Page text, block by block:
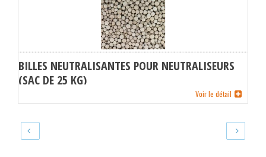
BILLES NEUTRALISANTES POUR NEUTRALISEURS
(SAC DE 25 KG)
Voir le détail